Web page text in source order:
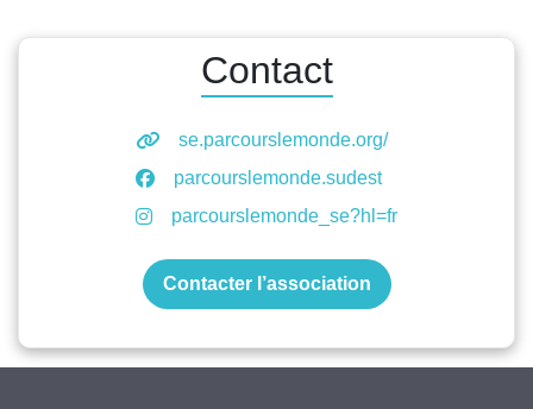
Contact
se.parcourslemonde.org/
parcourslemonde.sudest
parcourslemonde_se?hl=fr
Contacter l’association